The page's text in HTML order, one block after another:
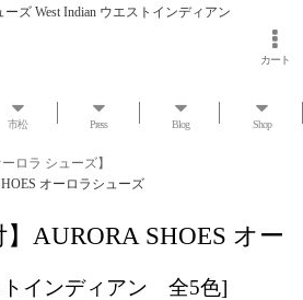
ズ West Indian ウエストインディアン
カート
市松 Press Blog Shop
ロラ シューズ】
オーロラシューズ
】AURORA SHOES オー
トインディアン 全5色]